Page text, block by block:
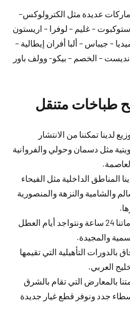
عديدة مثل الكترولوكس–
ستوكبوت – غليم – لوفرا – اريستون
– جيباس – ألبا أفران إيطالية –
– الخصم – بيكو- وولف باور
طباخات متنقل
لدينا تمكننا من الانتشار
مثل دسمان وحولي والفروانية
المناطق الداخلية مثل الفيحاء
والشامية والنزهة والمنصورية
نحرص على تقديم خدماتنا 24 ساعة ونتواجد أيام العطل
والمجيدة.
بالدورات التأهيلية التي تقيمها
العربي.
بالمعارض التي تقام بالشرق
جدد ونوفر قطع غيار جديدة